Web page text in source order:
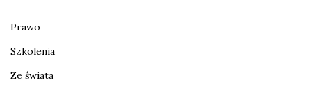
Prawo
Szkolenia
Ze świata